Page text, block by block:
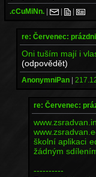
.cCuMiNn. | | |
re: Červenec:
Oni tuším mají i
(odpovědět)
AnonymniPan |
re: Červenec:
školní aplikaci
žádným
----------